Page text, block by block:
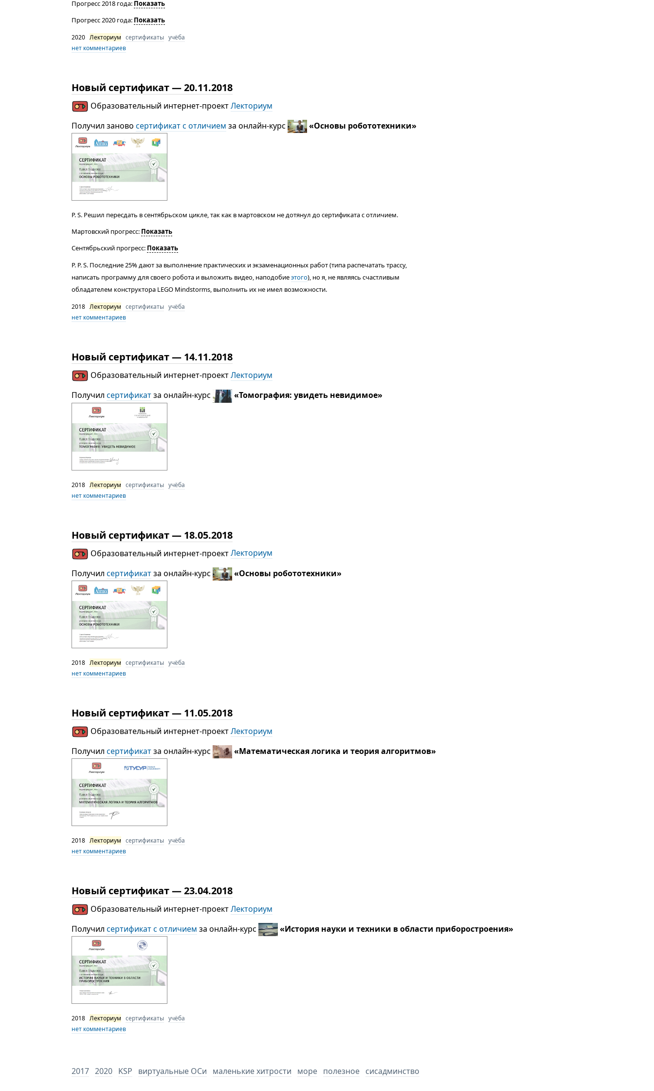
Прогресс 2018 года: Показать
Прогресс 2020 года: Показать
2020 Лекториум сертификаты учёба
нет комментариев
Новый сертификат — 20.11.2018
Образовательный интернет-проектЛекториум
Получил зановосертификат с отличием за онлайн-курс «Основы робототехники»
P. S. Решил пересдать в сентябрьском цикле, так как в мартовском не дотянул до сертификата с отличием.
Мартовский прогресс: Показать
Сентябрьский прогресс: Показать
P. P. S. Последние 25% дают за выполнение практических и экзаменационных работ (типа распечатать трассу,
написать программу для своего робота и выложить видео, наподобиеэтого), но я, не являясь счастливым
обладателем конструктора LEGO Mindstorms, выполнить их не имел возможности.
2018 Лекториум сертификаты учёба
нет комментариев
Новый сертификат — 14.11.2018
Образовательный интернет-проектЛекториум
Получилсертификатза онлайн-курс «Томография: увидеть невидимое»
2018 Лекториум сертификаты учёба
нет комментариев
Новый сертификат — 18.05.2018
Образовательный интернет-проектЛекториум
Получилсертификатза онлайн-курс «Основы робототехники»
2018 Лекториум сертификаты учёба
нет комментариев
Новый сертификат — 11.05.2018
Образовательный интернет-проектЛекториум
Получилсертификатза онлайн-курс «Математическая логика и теория алгоритмов»
2018 Лекториум сертификаты учёба
нет комментариев
Новый сертификат — 23.04.2018
Образовательный интернет-проектЛекториум
Получилсертификат с отличием за онлайн-курс «История науки и техники в области приборостроения»
2018 Лекториум сертификаты учёба
нет комментариев
2017 2020 KSP виртуальные ОСи маленькие хитрости море полезное сисадминство